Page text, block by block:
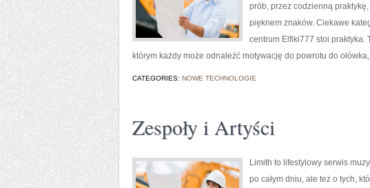
prób, przez codzienną
pięknem znaków. Ciekawe
centrum Elfiki777 stoi praktyka.
którym każdy może odnaleźć motywację do powrotu do
CATEGORIES: NOWE TECHNOLOGIE
Zespoły i Artyści
Limith to lifestylowy serwis
po całym dniu, ale też o tych,